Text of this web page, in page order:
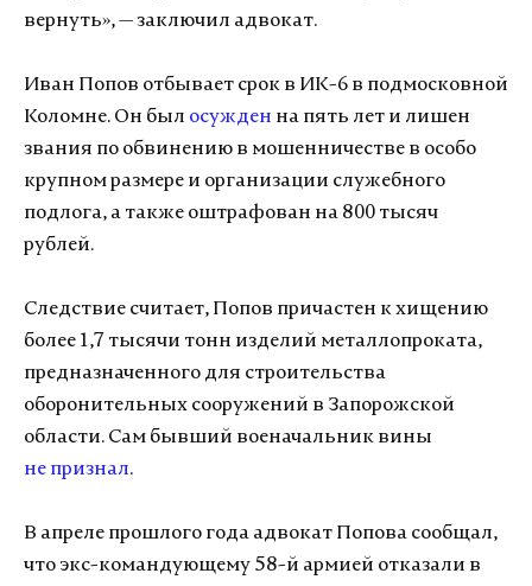
вернуть», — заключил адвокат.
Иван Попов отбывает срок в ИК-6 в подмосковной
Коломне. Он был осужден на пять лет и лишен
звания по обвинению в мошенничестве в особо
крупном размере и организации служебного
подлога, а также оштрафован на 800 тысяч
рублей.
Следствие считает, Попов причастен к хищению
более 1,7 тысячи тонн изделий металлопроката,
предназначенного для строительства
оборонительных сооружений в Запорожской
области. Сам бывший военачальник вины
не признал.
В апреле прошлого года адвокат Попова сообщал,
что экс-командующему 58-й армией отказали в